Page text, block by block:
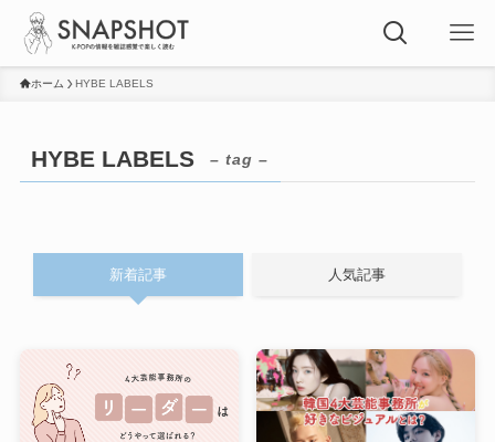
ホーム HYBE LABELS
HYBE LABELS – tag –
新着記事 人気記事